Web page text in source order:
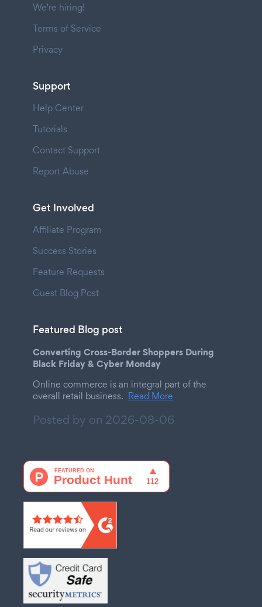
We're hiring!
Terms of Service
Privacy
Support
Help Center
Tutorials
Contact Support
Report Abuse
Get Involved
Affiliate Program
Success Stories
Feature Requests
Guest Blog Post
Featured Blog post
Converting Cross-Border Shoppers During
Black Friday & Cyber Monday
Online commerce is an integral part of the
overall retail business. Read More
Posted by on 2026-08-06